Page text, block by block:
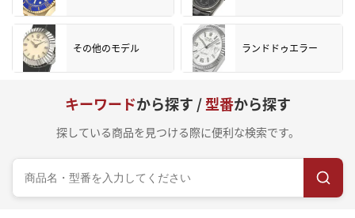
その他のモデル ランドドゥエラー
キーワードから探す /型番から探す
探している商品を見つける際に便利な検索です。